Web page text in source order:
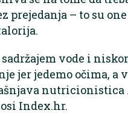
prejedanja – to su
vode i
jer jedemo očima, a
nutricionistica
Index.hr.